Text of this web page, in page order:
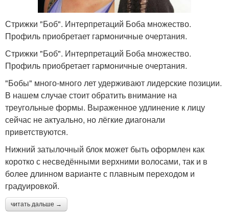
Стрижки "Боб". Интерпретаций Боба множество.
Профиль приобретает гармоничные очертания.
Стрижки "Боб". Интерпретаций Боба множество.
Профиль приобретает гармоничные очертания.
"Бобы" много-много лет удерживают лидерские позиции.
В нашем случае стоит обратить внимание на
треугольные формы. Выраженное удлинение к лицу
сейчас не актуально, но лёгкие диагонали
приветствуются.
Нижний затылочный блок может быть оформлен как
коротко с несведёнными верхними волосами, так и в
более длинном варианте с плавным переходом и
градуировкой.
читать дальше →